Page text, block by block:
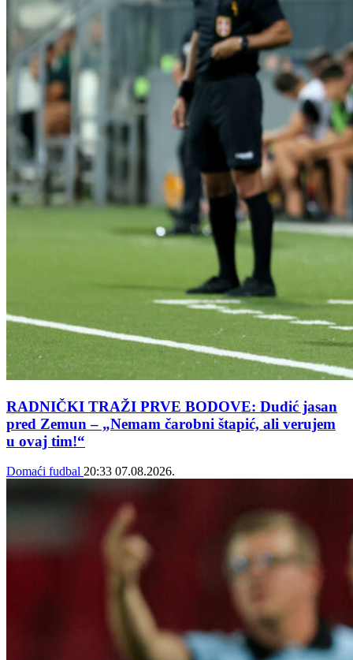
RADNIČKI TRAŽI PRVE BODOVE: Dudić jasan
pred Zemun – „Nemam čarobni štapić, ali verujem
u ovaj tim!“
Domaći fudbal 20:33 07.08.2026.